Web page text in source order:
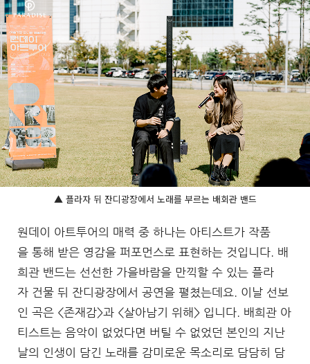
▲ 플라자 뒤 잔디광장에서 노래를 부르는 배회관 밴드
원데이 아트투어의 매력 중 하나는 아티스트가 작품
을 통해 받은 영감을 퍼포먼스로 표현하는 것입니다. 배
희관 밴드는 선선한 가을바람을 만끽할 수 있는 플라
자 건물 뒤 잔디광장에서 공연을 펼쳤는데요. 이날 선보
인 곡은 <존재감>과 <살아남기 위해> 입니다. 배희관 아
티스트는 음악이 없었다면 버틸 수 없었던 본인의 지난
날의 인생이 담긴 노래를 감미로운 목소리로 담담히 담